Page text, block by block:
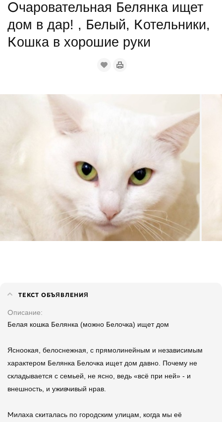
Очаровательная Белянка ищет
дом в дар! , Белый, Котельники,
Кошка в хорошие руки
ТЕКСТ ОБЪЯВЛЕНИЯ
Описание
Белая кошка Белянка (можно Белочка) ищет дом
Ясноокая, белоснежная, с прямолинейным и независимым
характером Белянка Белочка ищет дом давно. Почему не
складывается с семьей, не ясно, ведь «всё при ней» - и
внешность, и уживчивый нрав.
Милаха скиталась по городским улицам, когда мы её